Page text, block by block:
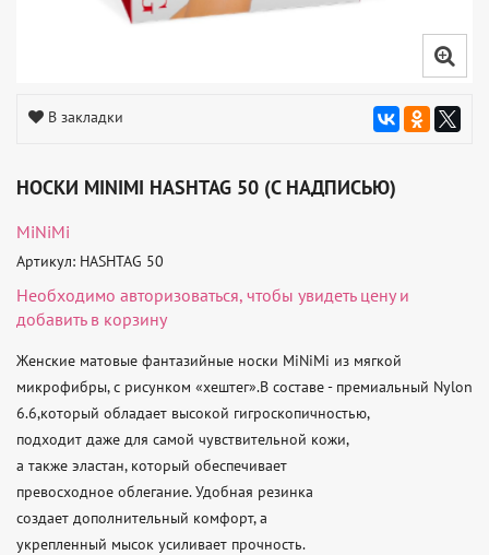
В закладки
НОСКИ MINIMI HASHTAG 50 (С НАДПИСЬЮ)
MiNiMi
Артикул: HASHTAG 50
Необходимо авторизоваться, чтобы увидеть цену и
добавить в корзину
Женские матовые фантазийные носки MiNiMi из мягкой
микрофибры, с рисунком «хештег».В составе - премиальный Nylon
6.6,который обладает высокой гигроскопичностью,
подходит даже для самой чувствительной кожи,
а также эластан, который обеспечивает
превосходное облегание. Удобная резинка
создает дополнительный комфорт, а
укрепленный мысок усиливает прочность.